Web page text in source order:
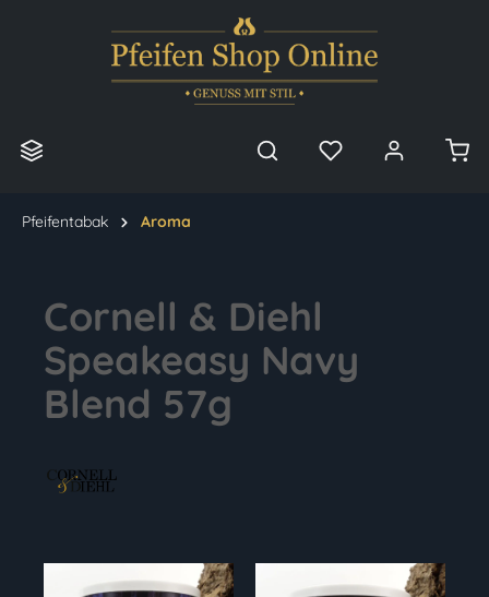
Pfeifentabak Aroma
Cornell & Diehl
Speakeasy Navy
Blend 57g